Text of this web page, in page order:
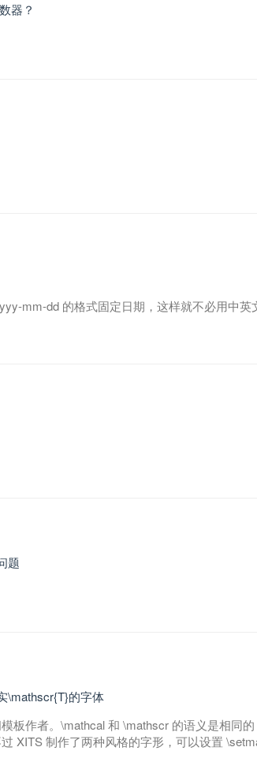
器？
mm-dd 的格式固定日期，这样就不必用中英
题
\mathscr{T}的字体
板作者。\mathcal 和 \mathscr 的语义是相同
XITS 制作了两种风格的字形，可以设置